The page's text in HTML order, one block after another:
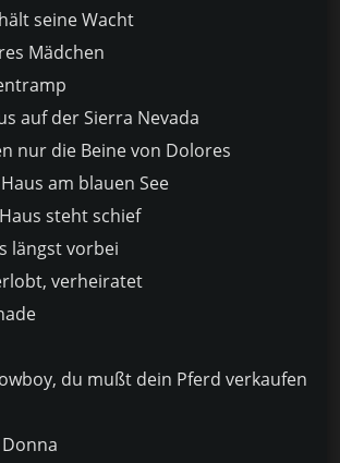
seine Wacht
Mädchen
auf der Sierra Nevada
nur die Beine von Dolores
am blauen See
steht schief
längst vorbei
verheiratet
du mußt dein Pferd verkaufen